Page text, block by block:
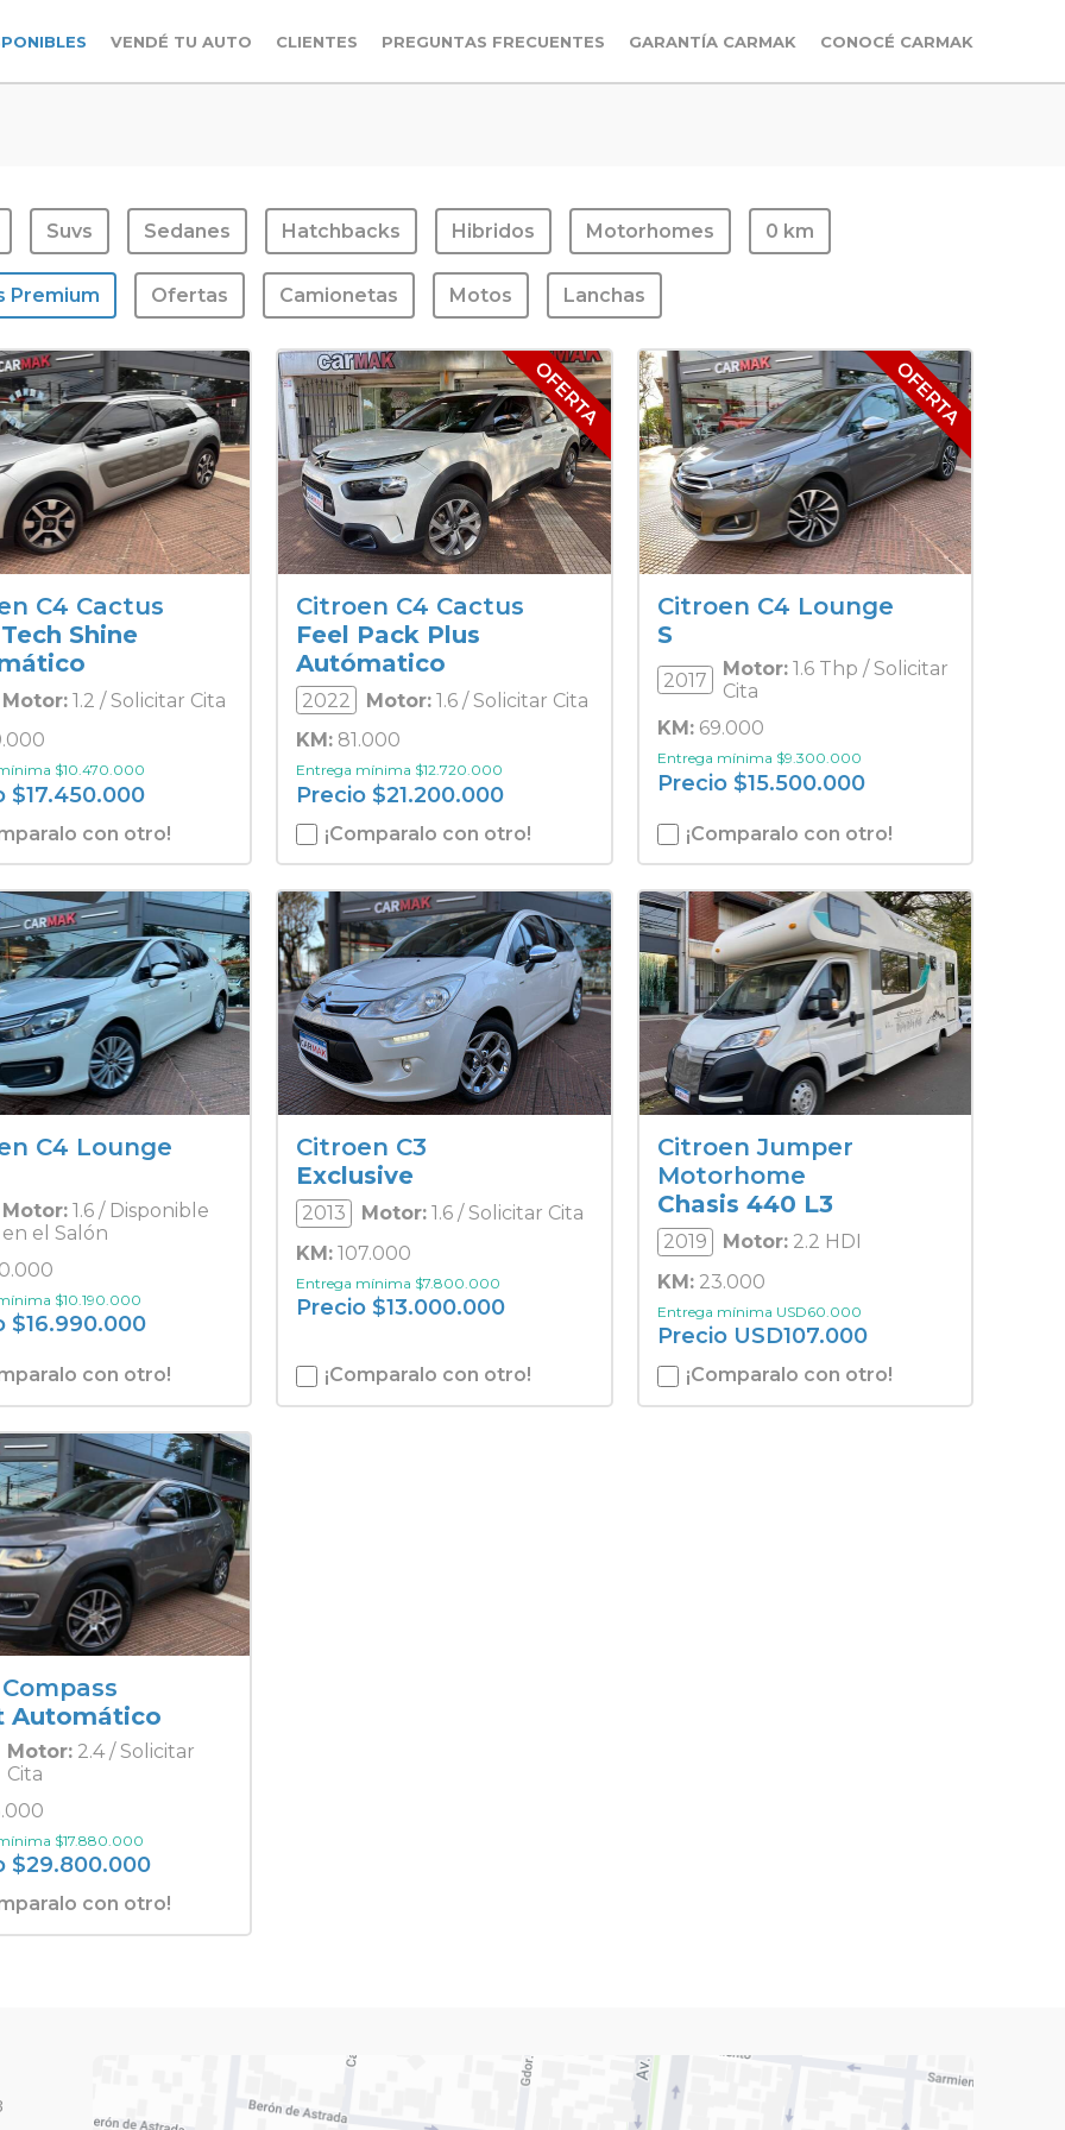
VENDÉ TU AUTO CLIENTES PREGUNTAS FRECUENTES GARANTÍA CARMAK CONOCÉ CARMAK
Suvs Sedanes Hatchbacks Hibridos Motorhomes 0 km
Premium Ofertas Camionetas Motos Lanchas
C4 Cactus
Shine
Motor: 1.2 / Solicitar Cita
$10.470.000
$17.450.000
con otro!
Citroen C4 Cactus
Feel Pack Plus
Autómatico
2022 Motor: 1.6 / Solicitar Cita
KM: 81.000
Entrega mínima $12.720.000
Precio $21.200.000
¡Comparalo con otro!
Citroen C4 Lounge
S
2017 Motor:1.6 Thp / Solicitar
Cita
KM:69.000
Entrega mínima $9.300.000
Precio $15.500.000
¡Comparalo con otro!
C4 Lounge
Motor: 1.6 / Disponible
en el Salón
$10.190.000
$16.990.000
con otro!
Citroen C3
Exclusive
2013 Motor: 1.6 / Solicitar Cita
KM: 107.000
Entrega mínima $7.800.000
Precio $13.000.000
¡Comparalo con otro!
Citroen Jumper
Motorhome
Chasis 440 L3
2019 Motor:2.2 HDI
KM:23.000
Entrega mínima USD60.000
Precio USD107.000
¡Comparalo con otro!
Automático
Motor: 2.4 / Solicitar
Cita
$17.880.000
$29.800.000
con otro!